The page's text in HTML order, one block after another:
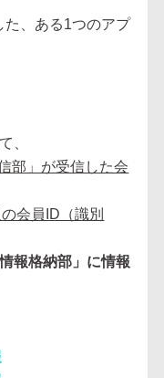
た、ある1つのアプ
、
部」が受信した会
会員ID（識別
報格納部」に情報